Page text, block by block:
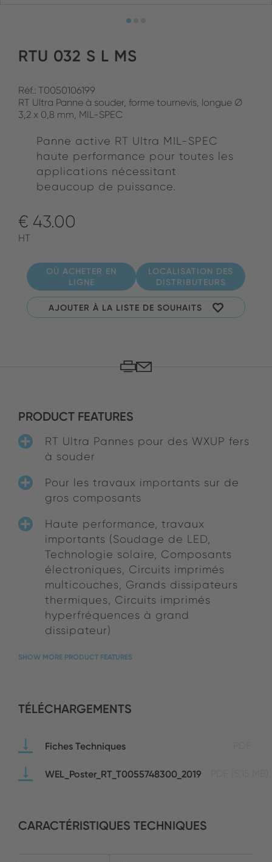
RTU 032 S L MS
Réf.: T0050106199
RT Ultra Panne à souder, forme tournevis, longue Ø
3,2 x 0,8 mm, MIL-SPEC
Panne active RT Ultra MIL-SPEC
haute performance pour toutes les
applications nécessitant
beaucoup de puissance.
€ 43.00
HT
OÙ ACHETER EN
LIGNE
LOCALISATION DES
DISTRIBUTEURS
AJOUTER À LA LISTE DE SOUHAITS
PRODUCT FEATURES
RT Ultra Pannes pour des WXUP fers
à souder
Pour les travaux importants sur de
gros composants
Haute performance, travaux
importants (Soudage de LED,
Technologie solaire, Composants
électroniques, Circuits imprimés
multicouches, Grands dissipateurs
thermiques, Circuits imprimés
hyperfréquences à grand
dissipateur)
SHOW MORE PRODUCT FEATURES
TÉLÉCHARGEMENTS
Fiches Techniques
WEL_Poster_RT_T0055748300_2019
CARACTÉRISTIQUES TECHNIQUES